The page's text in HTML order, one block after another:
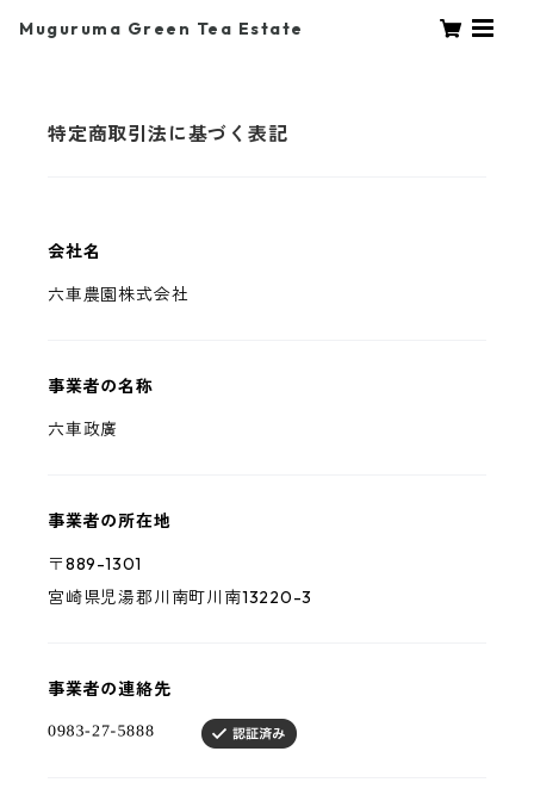
Muguruma Green Tea Estate
特定商取引法に基づく表記
会社名
六車農園株式会社
事業者の名称
六車政廣
事業者の所在地
〒889-1301
宮崎県児湯郡川南町川南13220-3
事業者の連絡先